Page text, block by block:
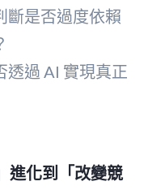
斷是否過度依賴
透過 AI 實現真正
進化到「改變競